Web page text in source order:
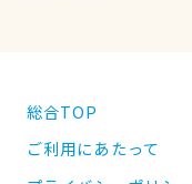
総合TOP
ご利用にあたって